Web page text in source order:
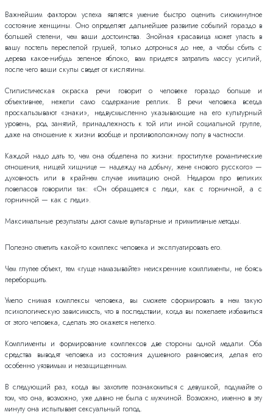
Важнейшим фактором успеха является умение быстро оценить сиюминутное
состояние женщины. Оно определяет дальнейшее развитие событий гораздо в
большей степени, чем ваши достоинства. Знойная красавица может упасть в
вашу постель переспелой грушей, только дотронься до нее, а чтобы сбить с
дерева какое-нибудь зеленое яблоко, вам придется затратить массу усилий,
после чего ваши скулы сведет от кислятины.
Стилистическая окраска речи говорит о человеке гораздо больше и
объективнее, нежели само содержание реплик. В речи человека всегда
проскальзывают «знаки», недвусмысленно указывающие на его культурный
уровень, род занятий, принадлежность к той или иной социальной группе,
даже на отношение к жизни вообще и противоположному полу в частности.
Каждой надо дать то, чем она обделена по жизни: проститутке романтические
отношения, нищей хищнице — надежду на добычу, жене «нового русского» —
духовность или в крайнем случае имитацию оной. Недаром про великих
ловеласов говорили так: «Он обращается с леди, как с горничной, а с
горничной — как с леди».
Максимальные результаты дают самые вульгарные и примитивные методы.
Полезно отметить какой-то комплекс человека и эксплуатировать его.
Чем глупее объект, тем «гуще намазывайте» неискренние комплименты, не боясь
переборщить.
Умело снимая комплексы человека, вы сможете сформировать в нем такую
психологическую зависимость, что в последствии, когда вы пожелаете избавиться
от этого человека, сделать это окажется нелегко.
Комплименты и формирование комплексов две стороны одной медали. Оба
средства выводят человека из состояния душевного равновесия, делая его
особенно уязвимым и незащищенным.
В следующий раз, когда вы захотите познакомиться с девушкой, подумайте о
том, что она, возможно, уже давно не была с мужчиной. Возможно, именно в эту
минуту она испытывает сексуальный голод.